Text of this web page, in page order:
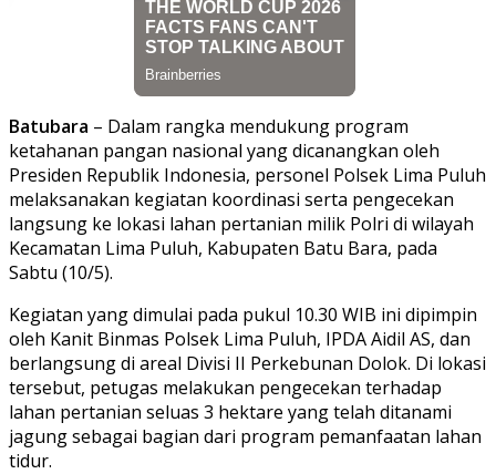
Batubara – Dalam rangka mendukung program
ketahanan pangan nasional yang dicanangkan oleh
Presiden Republik Indonesia, personel Polsek Lima Puluh
melaksanakan kegiatan koordinasi serta pengecekan
langsung ke lokasi lahan pertanian milik Polri di wilayah
Kecamatan Lima Puluh, Kabupaten Batu Bara, pada
Sabtu (10/5).
Kegiatan yang dimulai pada pukul 10.30 WIB ini dipimpin
oleh Kanit Binmas Polsek Lima Puluh, IPDA Aidil AS, dan
berlangsung di areal Divisi II Perkebunan Dolok. Di lokasi
tersebut, petugas melakukan pengecekan terhadap
lahan pertanian seluas 3 hektare yang telah ditanami
jagung sebagai bagian dari program pemanfaatan lahan
tidur.